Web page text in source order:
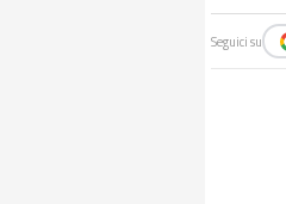
Seguici su